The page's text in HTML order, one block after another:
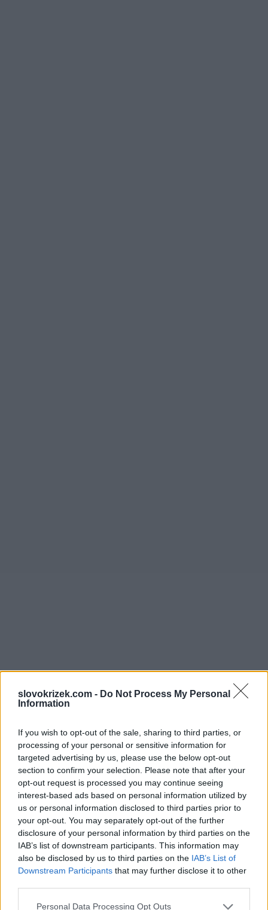
slovokrizek.com - Do Not Process My Personal
Information
If you wish to opt-out of the sale, sharing to third parties, or
processing of your personal or sensitive information for
targeted advertising by us, please use the below opt-out
section to confirm your selection. Please note that after your
opt-out request is processed you may continue seeing
interest-based ads based on personal information utilized by
us or personal information disclosed to third parties prior to
your opt-out. You may separately opt-out of the further
disclosure of your personal information by third parties on the
IAB’s list of downstream participants. This information may
also be disclosed by us to third parties on the IAB’s List of
Downstream Participants that may further disclose it to other
Personal Data Processing Opt Outs